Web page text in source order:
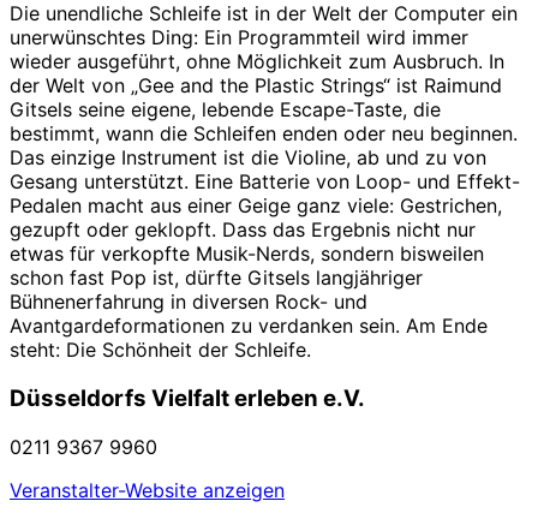
Die unendliche Schleife ist in der Welt der Computer ein
unerwünschtes Ding: Ein Programmteil wird immer
wieder ausgeführt, ohne Möglichkeit zum Ausbruch. In
der Welt von „Gee and the Plastic Strings“ ist Raimund
Gitsels seine eigene, lebende Escape-Taste, die
bestimmt, wann die Schleifen enden oder neu beginnen.
Das einzige Instrument ist die Violine, ab und zu von
Gesang unterstützt. Eine Batterie von Loop- und Effekt-
Pedalen macht aus einer Geige ganz viele: Gestrichen,
gezupft oder geklopft. Dass das Ergebnis nicht nur
etwas für verkopfte Musik-Nerds, sondern bisweilen
schon fast Pop ist, dürfte Gitsels langjähriger
Bühnenerfahrung in diversen Rock- und
Avantgardeformationen zu verdanken sein. Am Ende
steht: Die Schönheit der Schleife.
Düsseldorfs Vielfalt erleben e.V.
0211 9367 9960
Veranstalter-Website anzeigen